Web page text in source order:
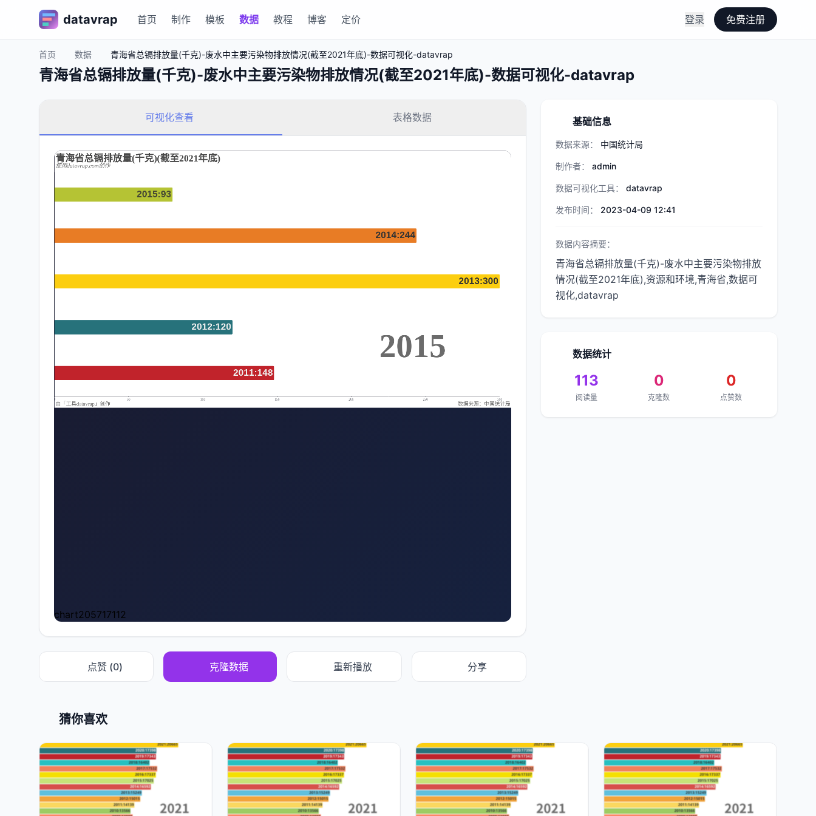
datavrap 首页 制作 模板 数据 教程 博客 定价 登录 免费注册
首页 数据 青海省总镉排放量(千克)-废水中主要污染物排放情况(截至2021年底)-数据可视化-datavrap
青海省总镉排放量(千克)-废水中主要污染物排放情况(截至2021年底)-数据可视化-datavrap
可视化查看 表格数据
chart205717112
点赞 (0) 克隆数据 重新播放 分享
基础信息
数据来源： 中国统计局
制作者： admin
数据可视化工具： datavrap
发布时间： 2023-04-09 12:41
数据内容摘要：
青海省总镉排放量(千克)-废水中主要污染物排放
情况(截至2021年底),资源和环境,青海省,数据可
视化,datavrap
数据统计
113
阅读量
0
克隆数
0
点赞数
猜你喜欢